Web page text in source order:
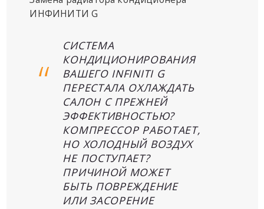
ИНФИНИТИ G
СИСТЕМА
КОНДИЦИОНИРОВАНИЯ
ВАШЕГО INFINITI G
ПЕРЕСТАЛА ОХЛАЖДАТЬ
САЛОН С ПРЕЖНЕЙ
ЭФФЕКТИВНОСТЬЮ?
КОМПРЕССОР РАБОТАЕТ,
НО ХОЛОДНЫЙ ВОЗДУХ
НЕ ПОСТУПАЕТ?
ПРИЧИНОЙ МОЖЕТ
БЫТЬ ПОВРЕЖДЕНИЕ
ИЛИ ЗАСОРЕНИЕ